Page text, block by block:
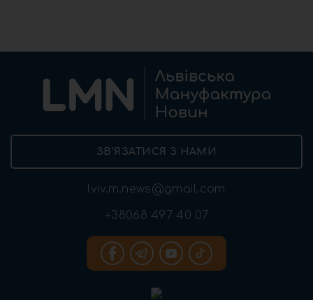
ЗВ’ЯЗАТИСЯ З НАМИ
lviv.m.news@gmail.com
+38068 497 40 07